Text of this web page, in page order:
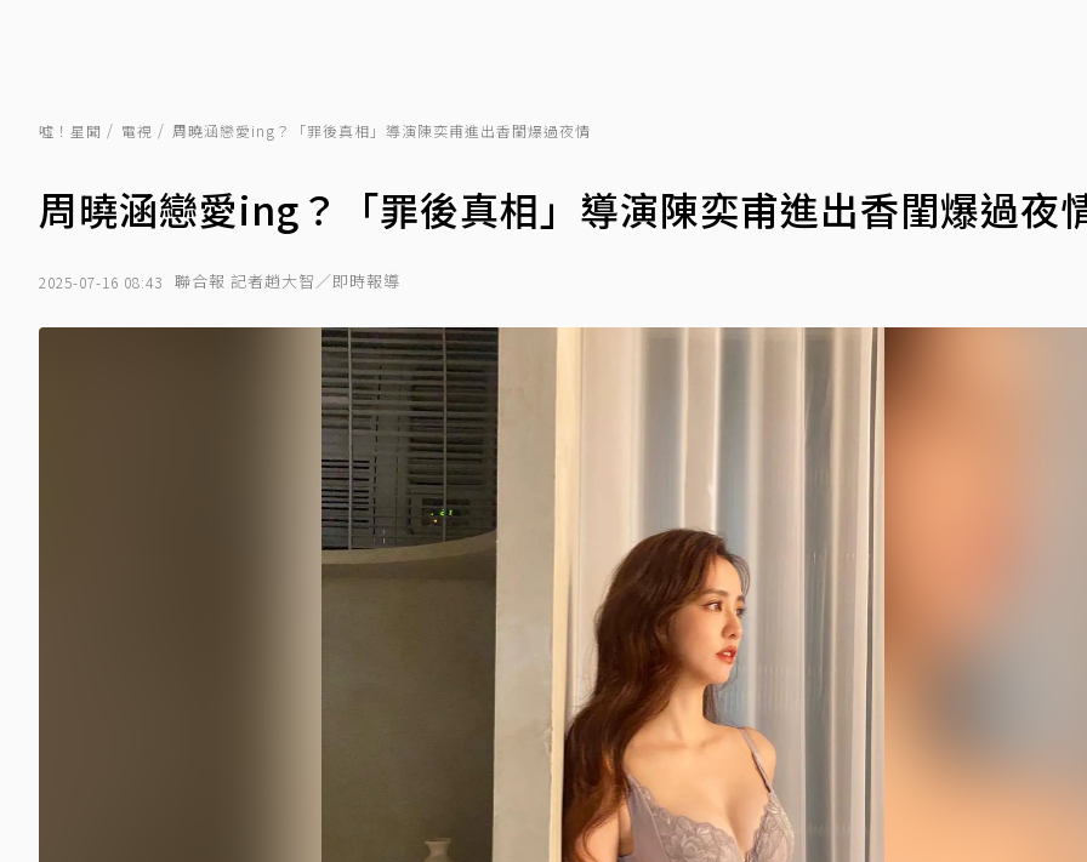
噓！星聞 電視 周曉涵戀愛ing？「罪後真相」導演陳奕甫進出香閨爆過夜情
周曉涵戀愛ing？「罪後真相」導演陳奕甫進出香閨爆過夜
2025-07-16 08:43 聯合報 記者趙大智／即時報導